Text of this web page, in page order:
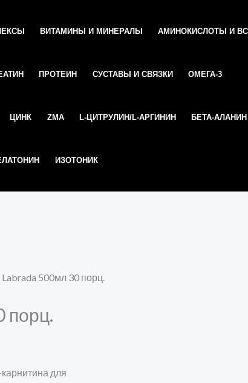
ВИТАМИНЫ И МИНЕРАЛЫ АМИНОКИСЛОТЫ И
ПРОТЕИН СУСТАВЫ И СВЯЗКИ ОМЕГА-3
ЦИНК ZMA L-ЦИТРУЛИН/L-АРГИНИН БЕТА-АЛАНИН
ИЗОТОНИК
500мл 30 порц.
порц.
для